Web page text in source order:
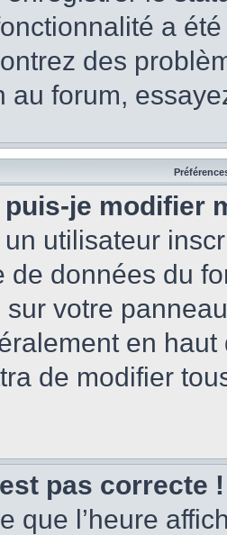
a
des
au forum,
je modifier
utilisateur
de données du
votre
en
de modifier
pas correcte !
que l’heure